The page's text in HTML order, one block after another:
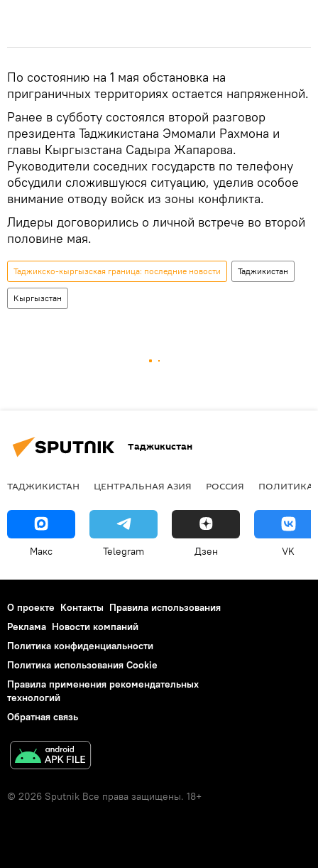
По состоянию на 1 мая обстановка на
приграничных территориях остается напряженной.
Ранее в субботу состоялся второй разговор
президента Таджикистана Эмомали Рахмона и
главы Кыргызстана Садыра Жапарова.
Руководители соседних государств по телефону
обсудили сложившуюся ситуацию, уделив особое
внимание отводу войск из зоны конфликта.
Лидеры договорились о личной встрече во второй
половине мая.
Таджикско-кыргызская граница: последние новости Таджикистан
Кыргызстан
Таджикистан
ТАДЖИКИСТАН ЦЕНТРАЛЬНАЯ АЗИЯ РОССИЯ ПОЛИТИКА
Макс Telegram Дзен VK
О проекте Контакты Правила использования
Реклама Новости компаний
Политика конфиденциальности
Политика использования Cookie
Правила применения рекомендательных
технологий
Обратная связь
© 2026 Sputnik Все права защищены. 18+